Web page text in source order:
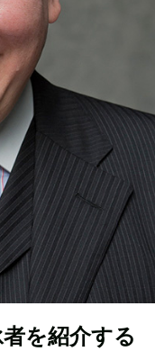
を紹介する